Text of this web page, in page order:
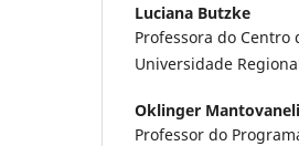
Luciana Butzke
Professora do Centro
Universidade
Oklinger
Professor do